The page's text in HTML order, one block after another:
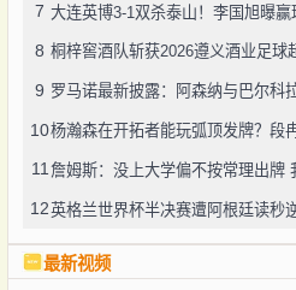
7
8
9
10
11詹姆斯：没上大学偏不按常理出牌
12
最新视频